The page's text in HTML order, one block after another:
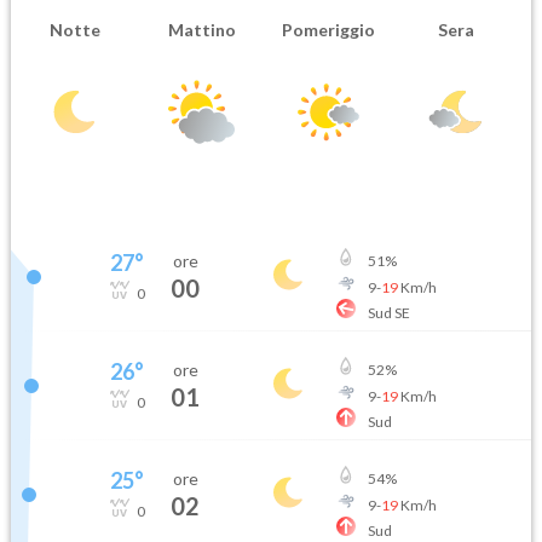
Notte Mattino Pomeriggio Sera
27°
0
ore
00
51%
9-19Km/h
Sud SE
26°
0
ore
01
52%
9-19Km/h
Sud
25°
0
ore
02
54%
9-19Km/h
Sud